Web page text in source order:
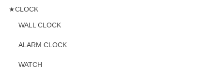
★CLOCK
WALL CLOCK
ALARM CLOCK
WATCH